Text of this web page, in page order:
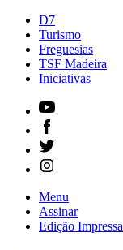
D7
Turismo
Freguesias
TSF Madeira
Iniciativas
Menu
Assinar
Edição Impressa